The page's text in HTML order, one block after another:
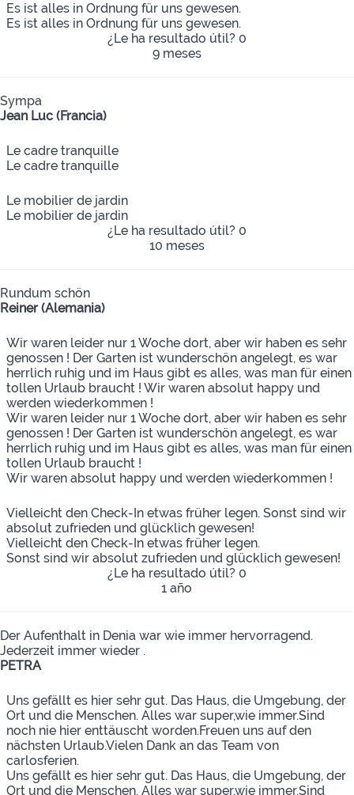
Es ist alles in Ordnung für uns gewesen.
Es ist alles in Ordnung für uns gewesen.
¿Le ha resultado útil? 0
9 meses
Sympa
Jean Luc (Francia)
Le cadre tranquille
Le cadre tranquille
Le mobilier de jardin
Le mobilier de jardin
¿Le ha resultado útil? 0
10 meses
Rundum schön
Reiner (Alemania)
Wir waren leider nur 1 Woche dort, aber wir haben es sehr
genossen ! Der Garten ist wunderschön angelegt, es war
herrlich ruhig und im Haus gibt es alles, was man für einen
tollen Urlaub braucht ! Wir waren absolut happy und
werden wiederkommen !
Wir waren leider nur 1 Woche dort, aber wir haben es sehr
genossen ! Der Garten ist wunderschön angelegt, es war
herrlich ruhig und im Haus gibt es alles, was man für einen
tollen Urlaub braucht !
Wir waren absolut happy und werden wiederkommen !
Vielleicht den Check-In etwas früher legen. Sonst sind wir
absolut zufrieden und glücklich gewesen! ️
Vielleicht den Check-In etwas früher legen.
Sonst sind wir absolut zufrieden und glücklich gewesen! ️
¿Le ha resultado útil? 0
1 año
Der Aufenthalt in Denia war wie immer hervorragend.
Jederzeit immer wieder .
PETRA
Uns gefällt es hier sehr gut. Das Haus, die Umgebung, der
Ort und die Menschen. Alles war super,wie immer.Sind
noch nie hier enttäuscht worden.Freuen uns auf den
nächsten Urlaub.Vielen Dank an das Team von
carlosferien.
Uns gefällt es hier sehr gut. Das Haus, die Umgebung, der
Ort und die Menschen. Alles war super,wie immer.Sind